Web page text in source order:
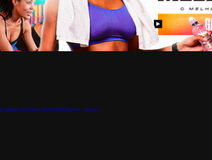
ganhos de força e hipertrofia!Drop-set: o guia c...